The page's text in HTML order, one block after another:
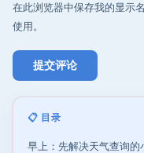
在此浏览器中保存我的显示
使用。
📋 目录
早上：先解决天气查询的